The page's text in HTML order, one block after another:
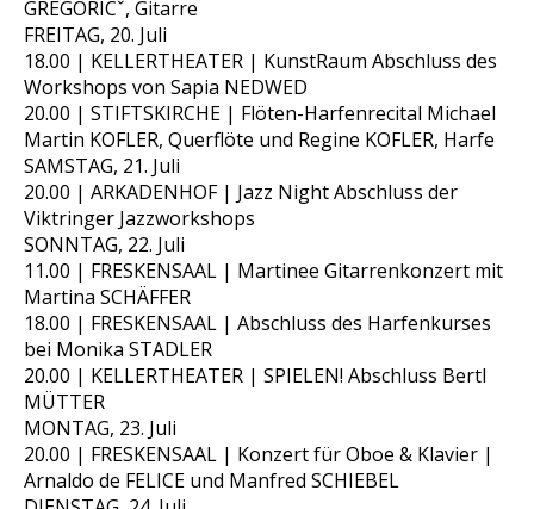
GREGORICˇ, Gitarre
FREITAG, 20. Juli
18.00 | KELLERTHEATER | KunstRaum Abschluss des
Workshops von Sapia NEDWED
20.00 | STIFTSKIRCHE | Flöten-Harfenrecital Michael
Martin KOFLER, Querflöte und Regine KOFLER, Harfe
SAMSTAG, 21. Juli
20.00 | ARKADENHOF | Jazz Night Abschluss der
Viktringer Jazzworkshops
SONNTAG, 22. Juli
11.00 | FRESKENSAAL | Martinee Gitarrenkonzert mit
Martina SCHÄFFER
18.00 | FRESKENSAAL | Abschluss des Harfenkurses
bei Monika STADLER
20.00 | KELLERTHEATER | SPIELEN! Abschluss Bertl
MÜTTER
MONTAG, 23. Juli
20.00 | FRESKENSAAL | Konzert für Oboe & Klavier |
Arnaldo de FELICE und Manfred SCHIEBEL